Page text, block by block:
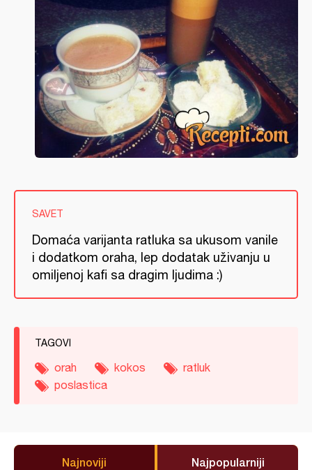
SAVET
Domaća varijanta ratluka sa ukusom vanile
i dodatkom oraha, lep dodatak uživanju u
omiljenoj kafi sa dragim ljudima :)
TAGOVI
orah kokos
ratluk
poslastica
Najnoviji Najpopularniji